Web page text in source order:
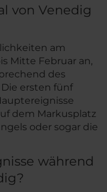
von Venedig
am
Mitte Februar an,
des
ersten fünf
dem Markusplatz
oder sogar die
während